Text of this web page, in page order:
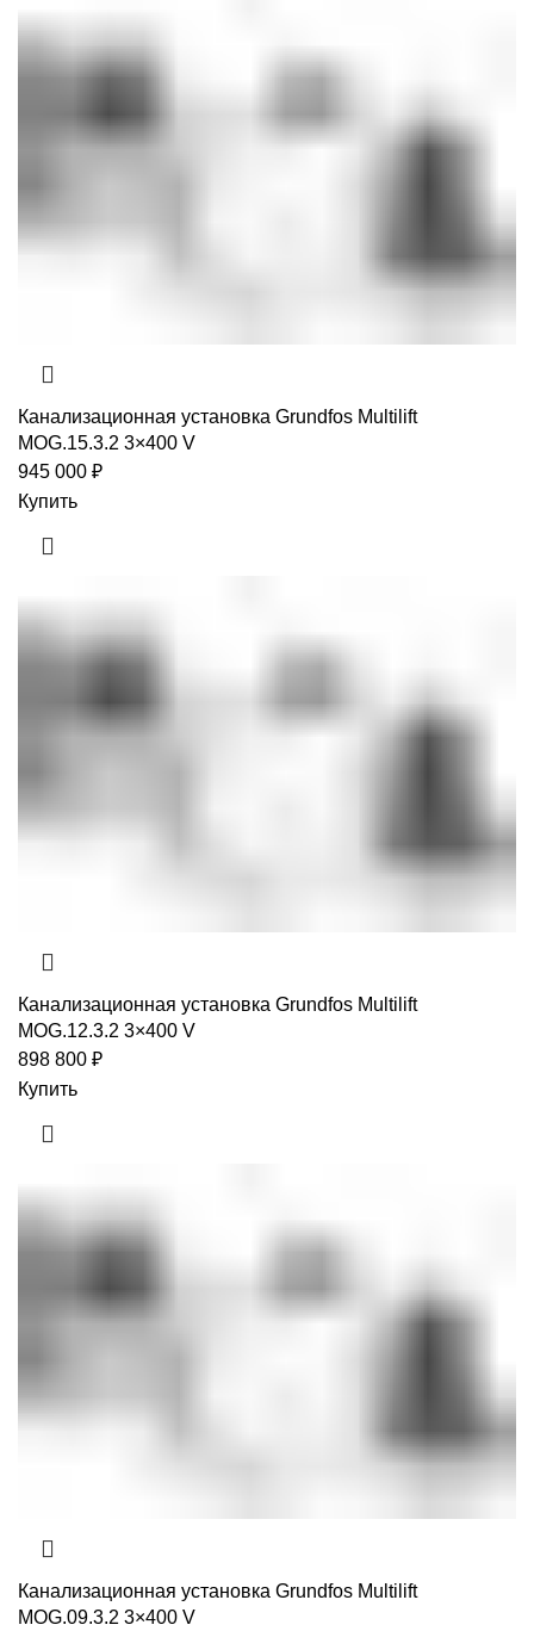
Канализационная установка Grundfos Multilift
MOG.15.3.2 3×400 V
945 000 ₽
Купить
Канализационная установка Grundfos Multilift
MOG.12.3.2 3×400 V
898 800 ₽
Купить
Канализационная установка Grundfos Multilift
MOG.09.3.2 3×400 V